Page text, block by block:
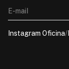
E-mail
Instagram Oficina/